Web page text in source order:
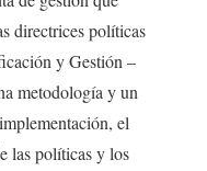
directrices políticas
y Gestión –
metodología y un
el
las políticas y los